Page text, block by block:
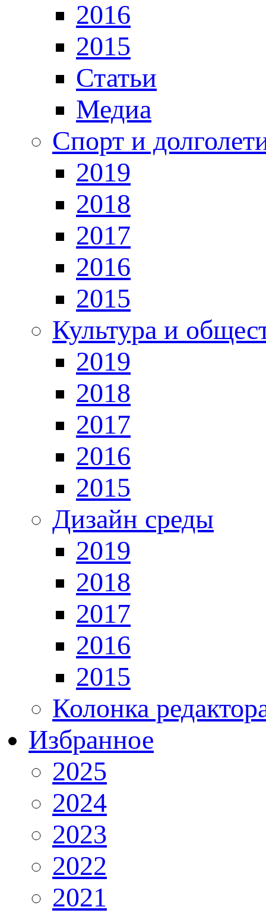
2016
2015
Статьи
Медиа
Спорт и
2019
2018
2017
2016
2015
Культура и
2019
2018
2017
2016
2015
Дизайн среды
2019
2018
2017
2016
2015
Колонка
Избранное
2025
2024
2023
2022
2021